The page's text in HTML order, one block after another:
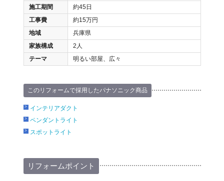
施工期間
約45日
工事費
約15万円
地域
兵庫県
家族構成
2人
テーマ
明るい部屋、広々
このリフォームで採用したパナソニック商品
インテリアダクト
ペンダントライト
スポットライト
リフォームポイント